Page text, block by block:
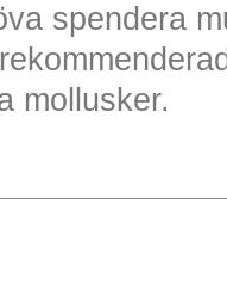
spendera
mollusker.